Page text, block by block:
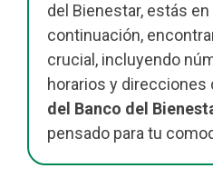
del Bienestar, estás
continuación,
crucial, incluyendo
horarios y direcciones
del Banco del
pensado para tu